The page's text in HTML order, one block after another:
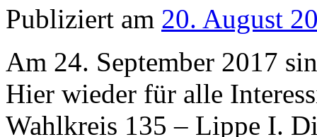
Publiziert am 20. August
Am 24. September 2017
Hier wieder für alle
Wahlkreis 135 – Lippe I.